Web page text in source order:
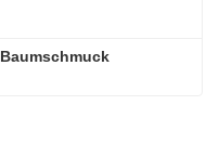
Baumschmuck